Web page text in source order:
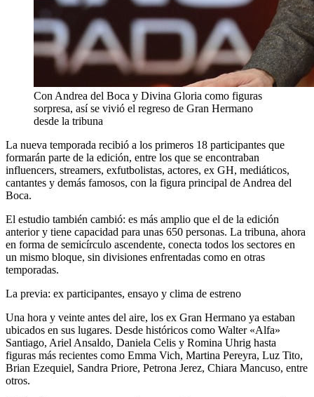
Con Andrea del Boca y Divina Gloria como figuras
sorpresa, así se vivió el regreso de Gran Hermano
desde la tribuna
La nueva temporada recibió a los primeros 18 participantes que
formarán parte de la edición, entre los que se encontraban
influencers, streamers, exfutbolistas, actores, ex GH, mediáticos,
cantantes y demás famosos, con la figura principal de Andrea del
Boca.
El estudio también cambió: es más amplio que el de la edición
anterior y tiene capacidad para unas 650 personas. La tribuna, ahora
en forma de semicírculo ascendente, conecta todos los sectores en
un mismo bloque, sin divisiones enfrentadas como en otras
temporadas.
La previa: ex participantes, ensayo y clima de estreno
Una hora y veinte antes del aire, los ex Gran Hermano ya estaban
ubicados en sus lugares. Desde históricos como Walter «Alfa»
Santiago, Ariel Ansaldo, Daniela Celis y Romina Uhrig hasta
figuras más recientes como Emma Vich, Martina Pereyra, Luz Tito,
Brian Ezequiel, Sandra Priore, Petrona Jerez, Chiara Mancuso, entre
otros.